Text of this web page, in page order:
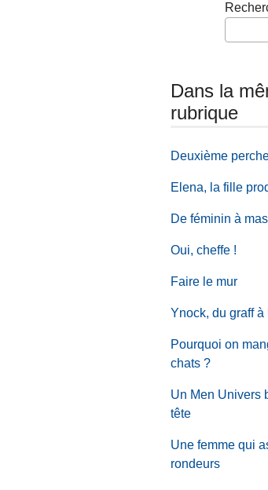
Dans la
rubrique
Deuxième
Elena, la fille
De féminin à
Oui, cheffe !
Faire le mur
Ynock, du graff
Pourquoi on
chats ?
Un Men Univers
tête
Une femme qui
rondeurs